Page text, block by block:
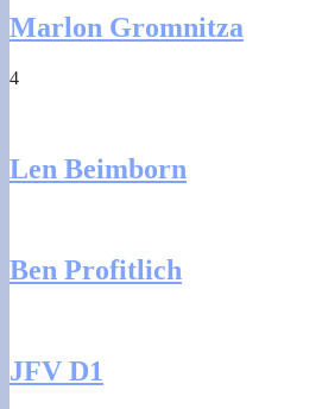
Marlon Gromnitza
4
Len Beimborn
Ben Profitlich
JFV D1